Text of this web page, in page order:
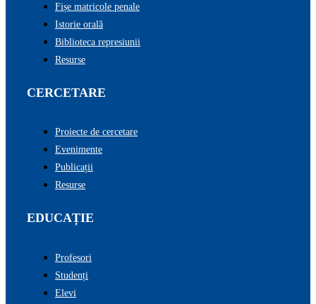
Fișe matricole penale
Istorie orală
Biblioteca represiunii
Resurse
CERCETARE
Proiecte de cercetare
Evenimente
Publicații
Resurse
EDUCAȚIE
Profesori
Studenți
Elevi